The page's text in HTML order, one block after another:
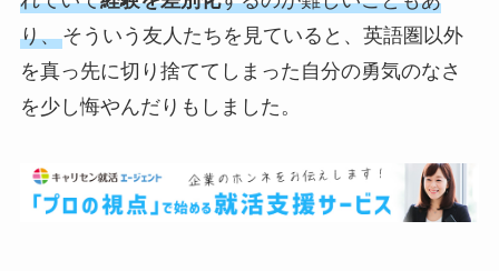
り、そういう友人たちを見ていると、英語圏以外
を真っ先に切り捨ててしまった自分の勇気のなさ
を少し悔やんだりもしました。